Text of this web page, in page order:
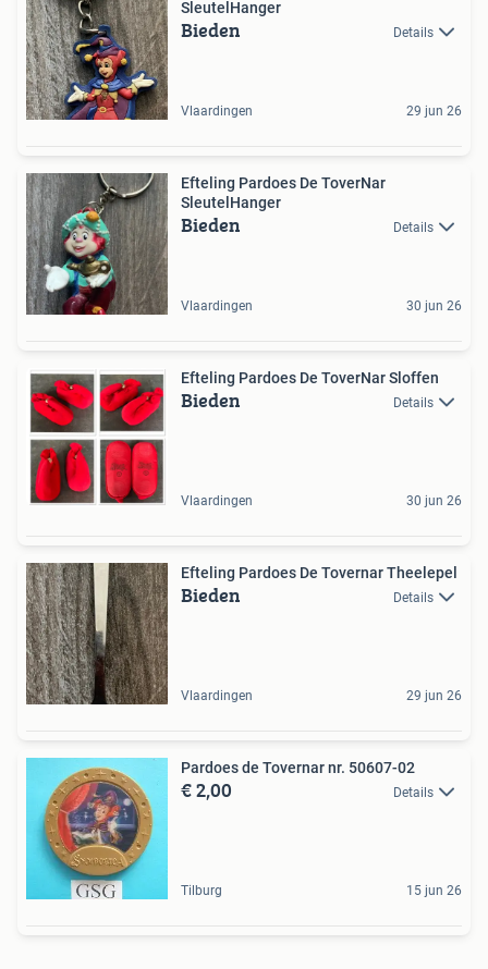
SleutelHanger
Bieden Details
Vlaardingen 29 jun 26
Efteling Pardoes De ToverNar
SleutelHanger
Bieden Details
Vlaardingen 30 jun 26
Efteling Pardoes De ToverNar Sloffen
Bieden Details
Vlaardingen 30 jun 26
Efteling Pardoes De Tovernar Theelepel
Bieden Details
Vlaardingen 29 jun 26
Pardoes de Tovernar nr. 50607-02
€ 2,00 Details
Tilburg 15 jun 26